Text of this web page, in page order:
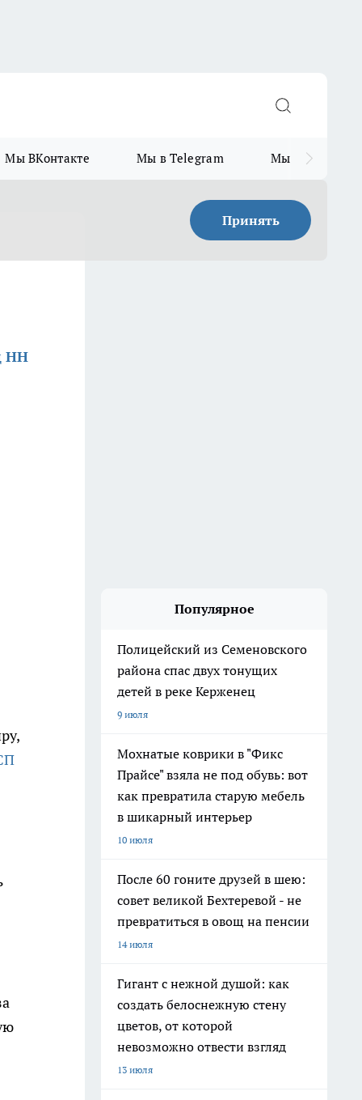
Мы ВКонтакте Мы в Telegram Мы в MAX
Принять
НН
Популярное
Полицейский из Семеновского
района спас двух тонущих
детей в реке Керженец
9 июля
Мохнатые коврики в "Фикс
Прайсе" взяла не под обувь: вот
как превратила старую мебель
в шикарный интерьер
10 июля
После 60 гоните друзей в шею:
совет великой Бехтеревой - не
превратиться в овощ на пенсии
14 июля
Гигант с нежной душой: как
создать белоснежную стену
цветов, от которой
невозможно отвести взгляд
13 июля